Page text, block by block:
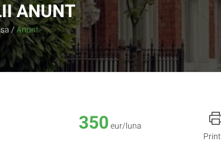
ANUNT
/ Anunt
350 eur/luna